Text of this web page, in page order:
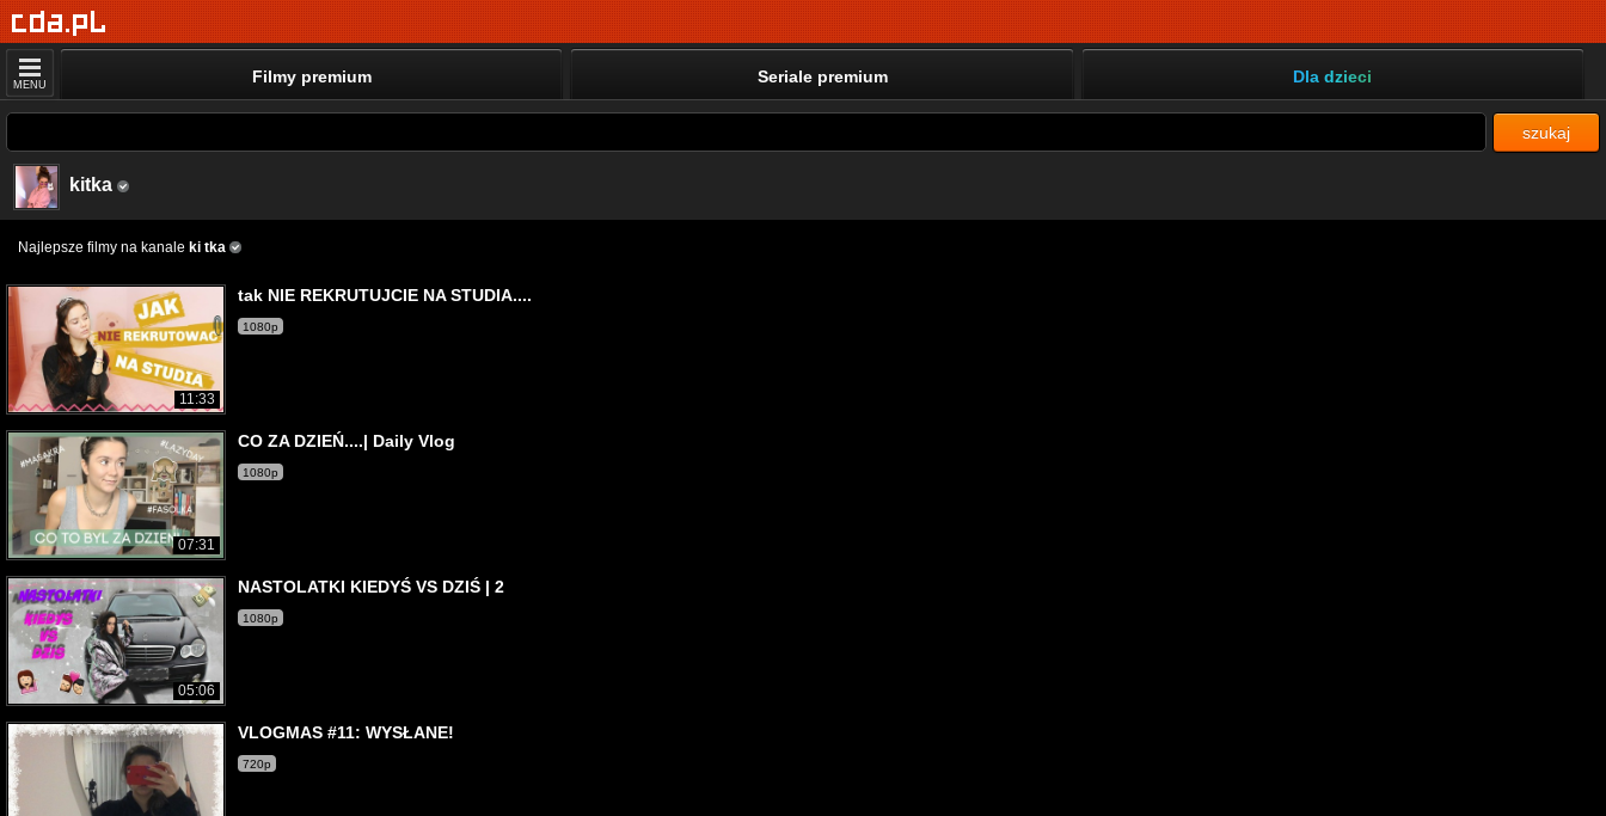
MENU Filmy premium Seriale premium Dla dzieci
szukaj
kitka
Najlepsze filmy na kanale ki tka
11:33
tak NIE REKRUTUJCIE NA STUDIA....
1080p
07:31
CO ZA DZIEŃ....| Daily Vlog
1080p
05:06
NASTOLATKI KIEDYŚ VS DZIŚ | 2
1080p
VLOGMAS #11: WYSŁANE!
720p